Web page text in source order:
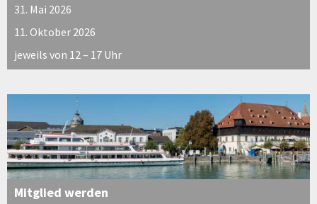
31. Mai 2026
11. Oktober 2026
jeweils von 12 – 17 Uhr
Mitglied werden